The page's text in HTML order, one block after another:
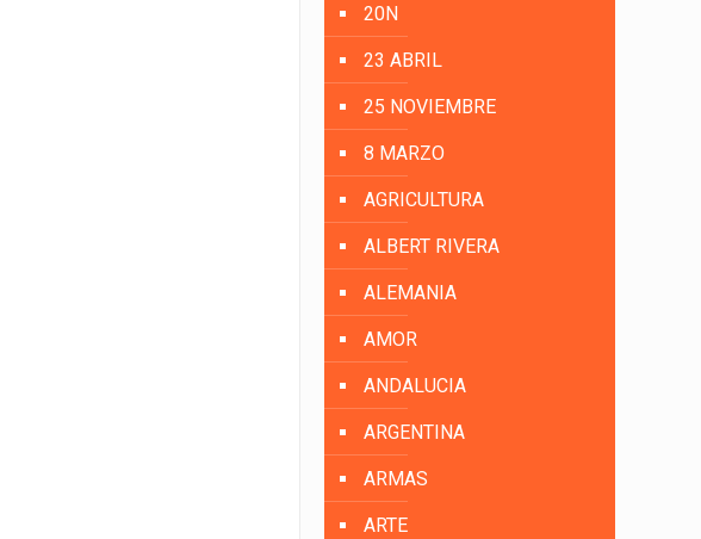
20N
23 ABRIL
25 NOVIEMBRE
8 MARZO
AGRICULTURA
ALBERT RIVERA
ALEMANIA
AMOR
ANDALUCIA
ARGENTINA
ARMAS
ARTE